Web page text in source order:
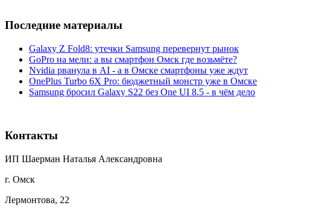
Последние материалы
Galaxy Z Fold8: утечки Samsung перевернут рынок
GoPro на мели: а вы смартфон Омск где возьмёте?
Nvidia рванула в AI - а в Омске смартфоны уже ждут
OnePlus Turbo 6X Pro: бюджетный монстр уже в Омске
Samsung бросил Galaxy S22 без One UI 8.5 - в чём дело
Контакты
ИП Шаерман Наталья Александровна
г. Омск
Лермонтова, 22